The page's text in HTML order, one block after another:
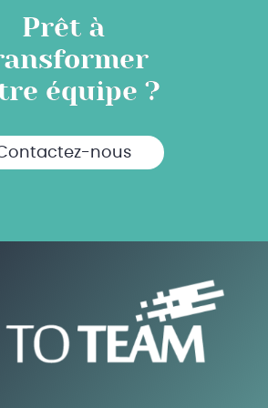
Prêt à
équipe ?
nous